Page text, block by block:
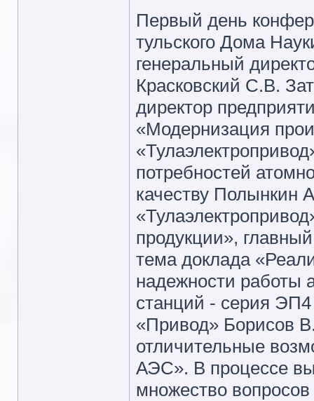
Первый день
тульского Дома
генеральный
Красковский С.В.
директор
«Модернизация
потребностей
качеству
продукции»,
тема доклада
надежности работы
станций - серия
«Привод» Борисов
отличительные
АЭС». В процессе
множество